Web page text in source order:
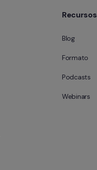
Recursos
Blog
Formato
Podcasts
Webinars